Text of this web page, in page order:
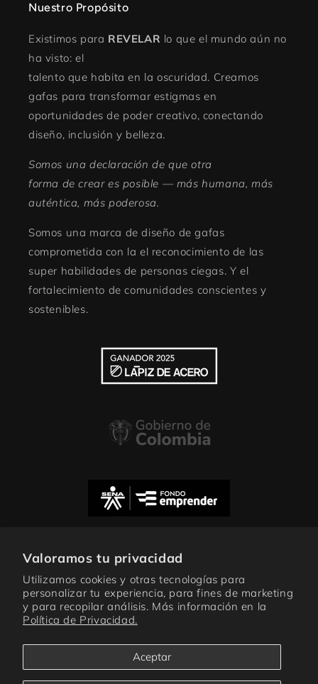
Valoramos tu privacidad
Utilizamos cookies y otras tecnologías para
personalizar tu experiencia, para fines de marketing
y para recopilar análisis. Más información en la
Política de Privacidad.
Aceptar
Nuestro Propósito
Existimos para REVELAR lo que el mundo aún no
ha visto: el
talento que habita en la oscuridad. Creamos
gafas para transformar estigmas en
oportunidades de poder creativo, conectando
diseño, inclusión y belleza.
Somos una declaración de que otra
forma de crear es posible — más humana, más
auténtica, más poderosa.
Somos una marca de diseño de gafas
comprometida con la el reconocimiento de las
super habilidades de personas ciegas. Y el
fortalecimiento de comunidades conscientes y
sostenibles.
Subscribe to our emails
Correo electrónico
FacebookInstagram